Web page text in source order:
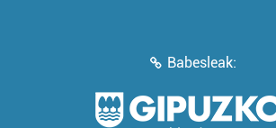
Babesleak: